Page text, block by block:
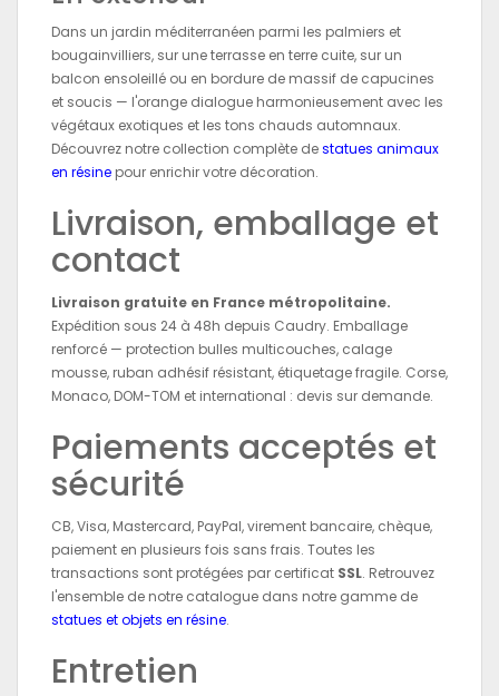
Dans un jardin méditerranéen parmi les palmiers et
bougainvilliers, sur une terrasse en terre cuite, sur un
balcon ensoleillé ou en bordure de massif de capucines
et soucis — l'orange dialogue harmonieusement avec les
végétaux exotiques et les tons chauds automnaux.
Découvrez notre collection complète destatues animaux
en résine pour enrichir votre décoration.
Livraison, emballage et
contact
Livraison gratuite en France métropolitaine.
Expédition sous 24 à 48h depuis Caudry. Emballage
renforcé — protection bulles multicouches, calage
mousse, ruban adhésif résistant, étiquetage fragile. Corse,
Monaco, DOM-TOM et international : devis sur demande.
Paiements acceptés et
sécurité
CB, Visa, Mastercard, PayPal, virement bancaire, chèque,
paiement en plusieurs fois sans frais. Toutes les
transactions sont protégées par certificat SSL. Retrouvez
l'ensemble de notre catalogue dans notre gamme de
statues et objets en résine.
Entretien